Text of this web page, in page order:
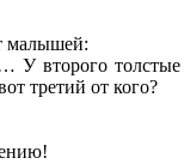
малышей:
У второго толстые
третий от кого?